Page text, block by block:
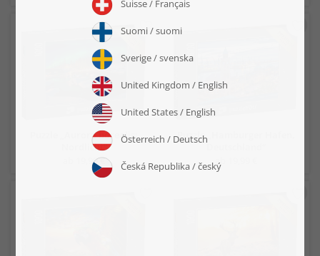
Puzzle „Aurora borealis:
Nordlicht“
ab 19,99 €
Puzzle „Hamburger Hafen,
Deutschland“
ab 19,99 €